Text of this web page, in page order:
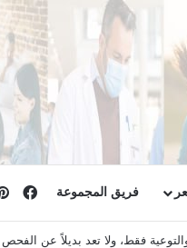
فريق المجموعة
فقط، ولا تعد بديلاً عن